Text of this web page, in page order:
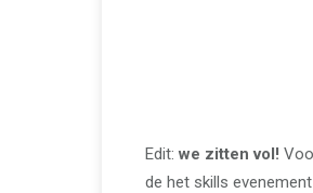
Edit: we zitten vol!
de het skills evenement